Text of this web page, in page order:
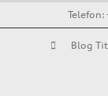
to
content
Telefon:
Blog